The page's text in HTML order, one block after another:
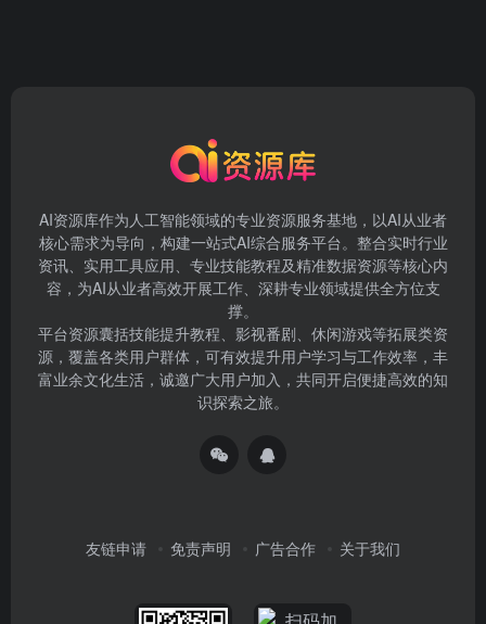
AI资源库作为人工智能领域的专业资源服务基地，以AI从业者
核心需求为导向，构建一站式AI综合服务平台。整合实时行业
资讯、实用工具应用、专业技能教程及精准数据资源等核心内
容，为AI从业者高效开展工作、深耕专业领域提供全方位支
撑。
平台资源囊括技能提升教程、影视番剧、休闲游戏等拓展类资
源，覆盖各类用户群体，可有效提升用户学习与工作效率，丰
富业余文化生活，诚邀广大用户加入，共同开启便捷高效的知
识探索之旅。
友链申请 免责声明 广告合作 关于我们